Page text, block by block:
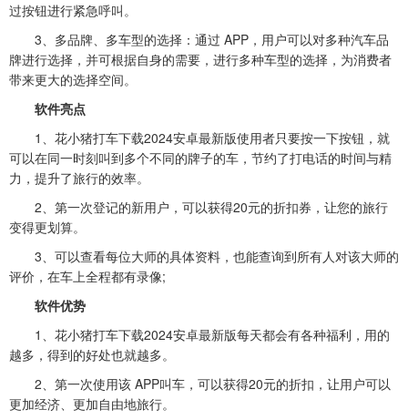
过按钮进行紧急呼叫。
3、多品牌、多车型的选择：通过 APP，用户可以对多种汽车品
牌进行选择，并可根据自身的需要，进行多种车型的选择，为消费者
带来更大的选择空间。
软件亮点
1、花小猪打车下载2024安卓最新版使用者只要按一下按钮，就
可以在同一时刻叫到多个不同的牌子的车，节约了打电话的时间与精
力，提升了旅行的效率。
2、第一次登记的新用户，可以获得20元的折扣券，让您的旅行
变得更划算。
3、可以查看每位大师的具体资料，也能查询到所有人对该大师的
评价，在车上全程都有录像;
软件优势
1、花小猪打车下载2024安卓最新版每天都会有各种福利，用的
越多，得到的好处也就越多。
2、第一次使用该 APP叫车，可以获得20元的折扣，让用户可以
更加经济、更加自由地旅行。